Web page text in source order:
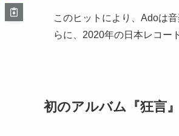
このヒットにより、Adoは
らに、2020年の日本レコー
初のアルバム『狂言